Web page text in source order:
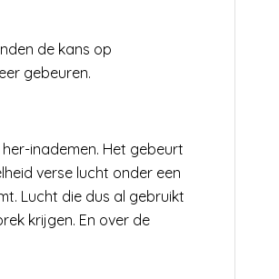
de kans op
gebeuren.
inademen. Het gebeurt
verse lucht onder een
Lucht die dus al gebruikt
krijgen. En over de